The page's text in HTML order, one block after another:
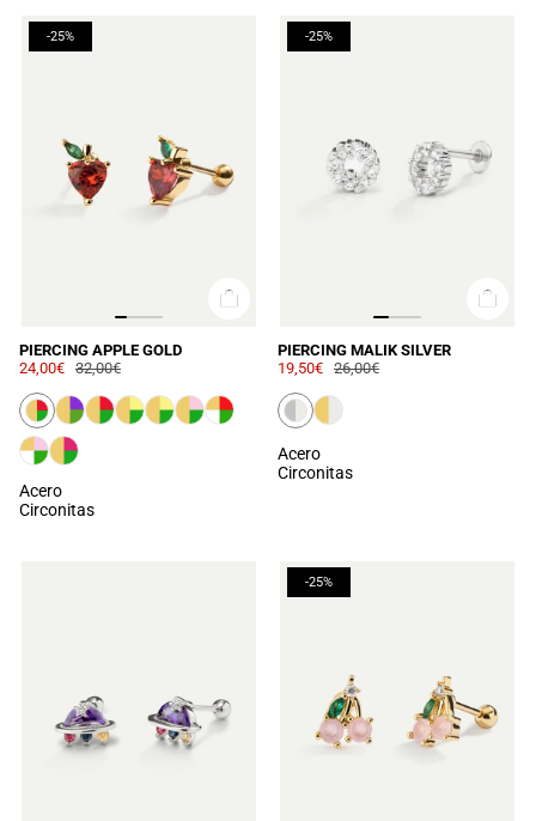
-25%
PIERCING APPLE GOLD
24,00€ 32,00€
Acero
Circonitas
-25%
PIERCING MALIK SILVER
19,50€ 26,00€
Acero
Circonitas
-25%